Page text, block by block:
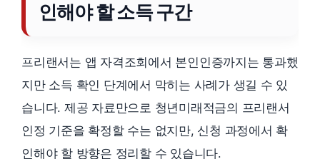
인해야 할 소득 구간
프리랜서는 앱 자격조회에서 본인인증까지는 통과했
지만 소득 확인 단계에서 막히는 사례가 생길 수 있
습니다. 제공 자료만으로 청년미래적금의 프리랜서
인정 기준을 확정할 수는 없지만, 신청 과정에서 확
인해야 할 방향은 정리할 수 있습니다.